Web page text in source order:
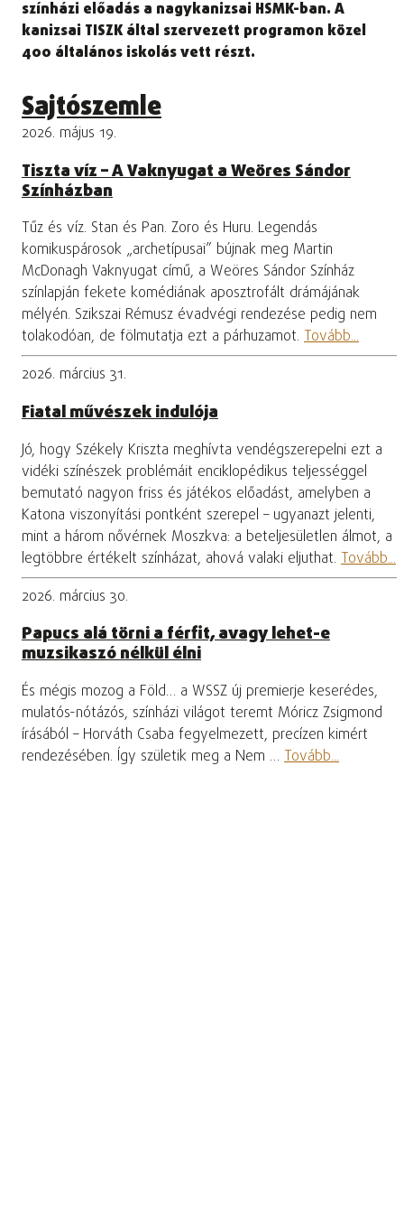
színházi előadás a nagykanizsai HSMK-ban. A
kanizsai TISZK által szervezett programon közel
400 általános iskolás vett részt.
Sajtószemle
2026. május 19.
Tiszta víz – A Vaknyugat a Weöres Sándor
Színházban
Tűz és víz. Stan és Pan. Zoro és Huru. Legendás
komikuspárosok „archetípusai” bújnak meg Martin
McDonagh Vaknyugat című, a Weöres Sándor Színház
színlapján fekete komédiának aposztrofált drámájának
mélyén. Szikszai Rémusz évadvégi rendezése pedig nem
tolakodóan, de fölmutatja ezt a párhuzamot. Tovább...
2026. március 31.
Fiatal művészek indulója
Jó, hogy Székely Kriszta meghívta vendégszerepelni ezt a
vidéki színészek problémáit enciklopédikus teljességgel
bemutató nagyon friss és játékos előadást, amelyben a
Katona viszonyítási pontként szerepel – ugyanazt jelenti,
mint a három nővérnek Moszkva: a beteljesületlen álmot, a
legtöbbre értékelt színházat, ahová valaki eljuthat. Tovább...
2026. március 30.
Papucs alá törni a férfit, avagy lehet-e
muzsikaszó nélkül élni
És mégis mozog a Föld… a WSSZ új premierje keserédes,
mulatós-nótázós, színházi világot teremt Móricz Zsigmond
írásából – Horváth Csaba fegyelmezett, precízen kimért
rendezésében. Így születik meg a Nem … Tovább...